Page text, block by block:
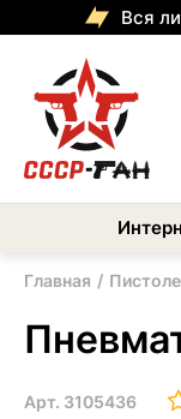
Вся
Главная
Арт. 3105436